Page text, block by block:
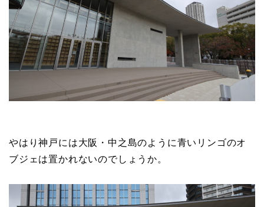
やはり神戸には大阪・中之島のように青いリンゴのオ
ブジェは置かれないのでしょうか。